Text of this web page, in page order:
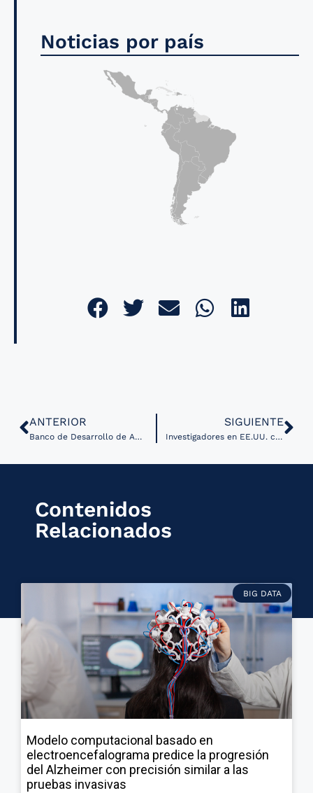
Noticias por país
ANTERIOR
Banco de Desarrollo de América Latina y el Caribe impulsará telemedicina en El Salvador
SIGUIENTE
Investigadores en EE.UU. crean tableta de seguimiento ocular para el diagnóstico de autismo en niños
Contenidos
Relacionados
BIG DATA
Modelo computacional basado en
electroencefalograma predice la progresión
del Alzheimer con precisión similar a las
pruebas invasivas